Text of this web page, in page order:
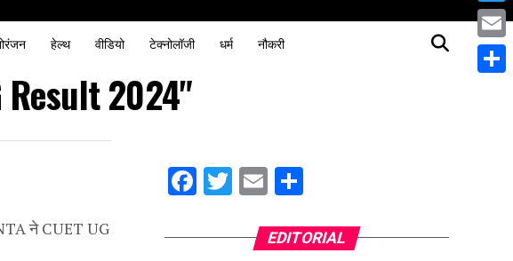
हेल्थ वीडियो टेक्नोलॉजी धर्म नौकरी
Result 2024"
ने CUET UG
Facebook
Twitter
Email
EDITORIAL
Email